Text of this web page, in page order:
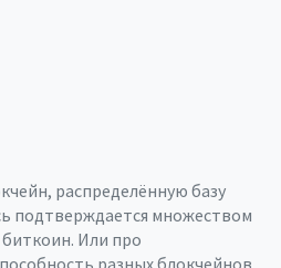
, распределённую базу
подтверждается множеством
Или про
разных блокчейнов